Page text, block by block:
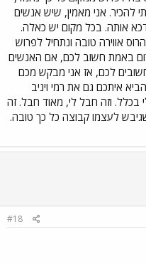
להכיר. אני מאמין, שיש אנשים
אותה. בכל מקום יש כאלה.
אווירה טובה ונתחיל לפרוש
באמת חשוב לכם, אם האנשים
לכם, אז אני מבקש מכם
איתכם גם את רמי ויניב
בכלל. וזה חבל לי, מאוד חבל. זה
לעצמו קבוצה כל כך טובה.
#18